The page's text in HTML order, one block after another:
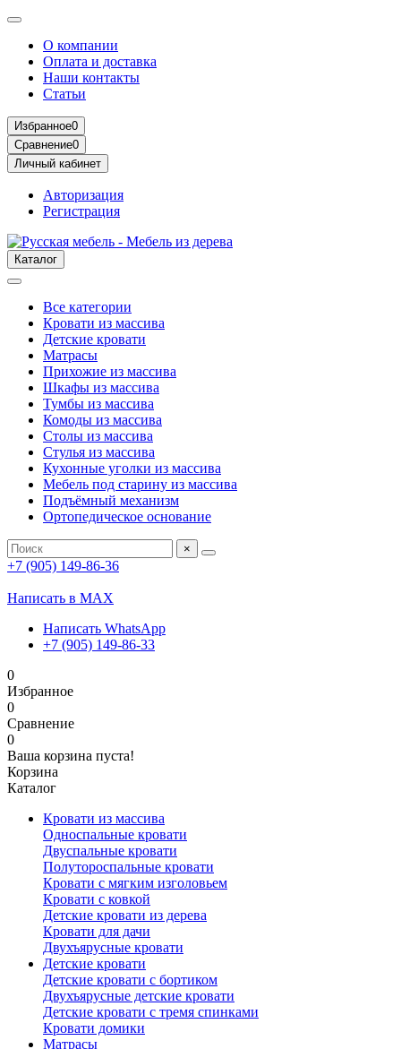
О компании
Оплата и доставка
Наши контакты
Статьи
Избранное0
Сравнение0
Личный кабинет
Авторизация
Регистрация
Каталог
Все категории
Кровати из массива
Детские кровати
Матрасы
Прихожие из массива
Шкафы из массива
Тумбы из массива
Комоды из массива
Столы из массива
Стулья из массива
Кухонные уголки из массива
Мебель под старину из массива
Подъёмный механизм
Ортопедическое основание
×
+7 (905) 149-86-36
Написать в MAX
Написать WhatsApp
+7 (905) 149-86-33
0
Избранное
0
Сравнение
0
Ваша корзина пуста!
Корзина
Каталог
Кровати из массива
Односпальные кровати
Двуспальные кровати
Полутороспальные кровати
Кровати с мягким изголовьем
Кровати с ковкой
Детские кровати из дерева
Кровати для дачи
Двухъярусные кровати
Детские кровати
Детские кровати с бортиком
Двухъярусные детские кровати
Детские кровати с тремя спинками
Кровати домики
Матрасы